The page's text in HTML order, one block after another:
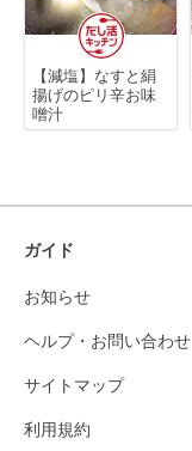
【減塩】なすと絹
揚げのピリ辛お味
噌汁
ガイド
お知らせ
ヘルプ・お問い合わせ
サイトマップ
利用規約